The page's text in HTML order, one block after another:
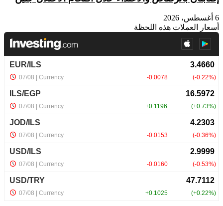
6 أغسطس، 2026
أسعار العملات هذه اللحظة